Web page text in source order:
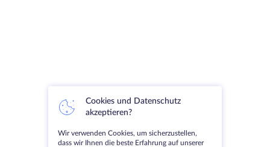
Cookies und Datenschutz
akzeptieren?
Wir verwenden Cookies, um sicherzustellen,
dass wir Ihnen die beste Erfahrung auf unserer